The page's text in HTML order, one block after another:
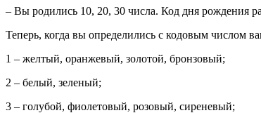
– Вы родились 10, 20, 30 числа. Код дня рождения
Теперь, когда вы определились с кодовым числом
1 – желтый, оранжевый, золотой, бронзовый;
2 – белый, зеленый;
3 – голубой, фиолетовый, розовый, сиреневый;